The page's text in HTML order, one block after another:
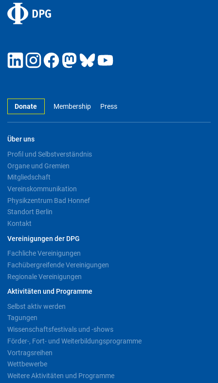
Donate Membership Press
Über uns
Profil und Selbstverständnis
Organe und Gremien
Mitgliedschaft
Vereinskommunikation
Physikzentrum Bad Honnef
Standort Berlin
Kontakt
Vereinigungen der DPG
Fachliche Vereinigungen
Fachübergreifende Vereinigungen
Regionale Vereinigungen
Aktivitäten und Programme
Selbst aktiv werden
Tagungen
Wissenschaftsfestivals und -shows
Förder-, Fort- und Weiterbildungsprogramme
Vortragsreihen
Wettbewerbe
Weitere Aktivitäten und Programme